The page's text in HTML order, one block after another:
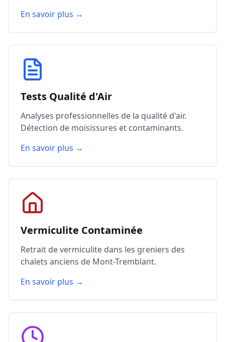
En savoir plus →
Tests Qualité d'Air
Analyses professionnelles de la qualité d'air.
Détection de moisissures et contaminants.
En savoir plus →
Vermiculite Contaminée
Retrait de vermiculite dans les greniers des
chalets anciens de Mont-Tremblant.
En savoir plus →